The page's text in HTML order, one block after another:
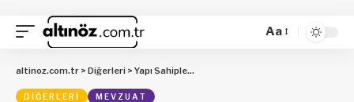
Aa
altinoz.com.tr > Diğerleri > Yapı Sahipleri ile Yapı Denetimi Hizmet Sözleşmesi İmzalayacak Yapı Denetim Kuruluşlarının Elektronik Ortamda Belirlenmesine İlişkin Usul ve Esaslara Dair Tebliğde Değişiklik Yapılmasına Dair Tebliğ
DIĞERLERI MEVZUAT